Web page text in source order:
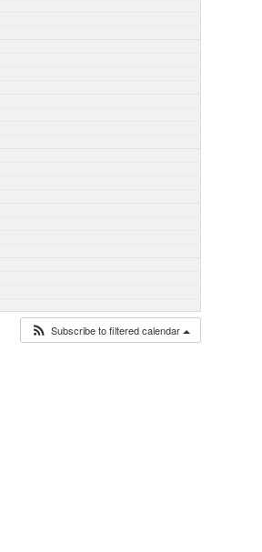
Subscribe to filtered calendar